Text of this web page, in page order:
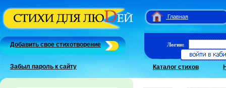
Главная
Добавить свое стихотворение
Забыл пароль к сайту
Логин:
Каталог стихов